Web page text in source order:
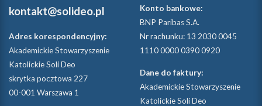
kontakt@solideo.pl
Adres korespondencyjny:
Akademickie Stowarzyszenie
Katolickie Soli Deo
skrytka pocztowa 227
00-001 Warszawa 1
Konto bankowe:
BNP Paribas S.A.
Nr rachunku: 13 2030 0045
1110 0000 0390 0920
Dane do faktury:
Akademickie Stowarzyszenie
Katolickie Soli Deo